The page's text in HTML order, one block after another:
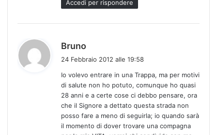
:
Accedi per rispondere
Bruno
e
t
o
24 Febbraio 2012 alle 19:58
Io volevo entrare in una Trappa, ma per motivi
di salute non ho potuto, comunque ho quasi
28 anni e a certe cose ci debbo pensare, ora
che il Signore a dettato questa strada non
posso fare a meno di seguirla; io quando sarà
il momento di dover trovare una compagna